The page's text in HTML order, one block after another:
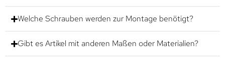
Welche Schrauben werden zur Montage benötigt?
Gibt es Artikel mit anderen Maßen oder Materialien?